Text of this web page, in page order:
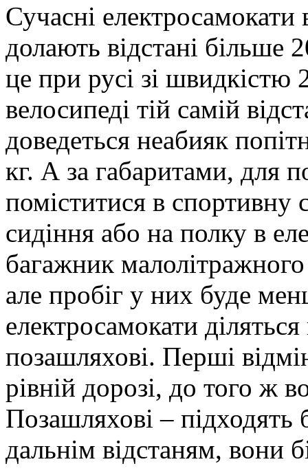
Сучасні електросамокати
долають відстані більше
це при русі зі
велосипеді тій самій
доведеться неабияк
кг. А за габаритами, для
поміститися в спортивну
сидіння або на полку в
багажник
але пробіг у них буде
електросамокати
позашляхові. Перші
рівній дорозі, до того ж
Позашляхові – підходять
дальнім відстаням, вони